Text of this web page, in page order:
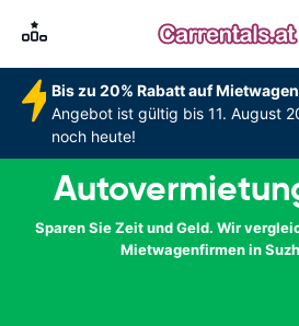
Bis zu 20% Rabatt auf
Angebot ist gültig bis 11. August
noch heute!
Sparen Sie Zeit und Geld. Wir
Mietwagenfirmen in